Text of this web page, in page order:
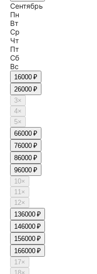
Сентябрь
Пн
Вт
Ср
Чт
Пт
Сб
Вс
16000 ₽
26000 ₽
3×
4×
5×
66000 ₽
76000 ₽
86000 ₽
96000 ₽
10×
11×
12×
136000 ₽
146000 ₽
156000 ₽
166000 ₽
17×